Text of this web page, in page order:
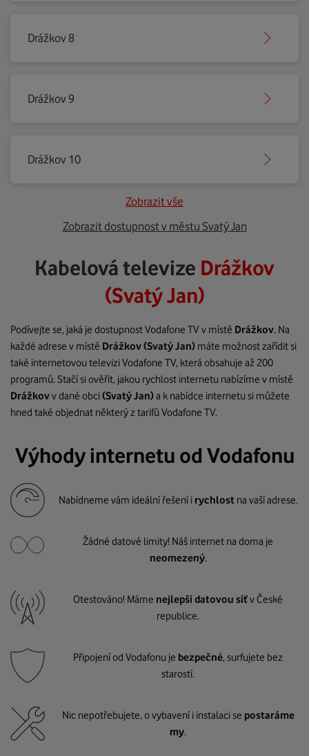
Drážkov 8
Drážkov 9
Drážkov 10
Zobrazit vše
Zobrazit dostupnost v městu Svatý Jan
Kabelová televize Drážkov
(Svatý Jan)
Podívejte se, jaká je dostupnost Vodafone TV v místě Drážkov. Na
každé adrese v místě Drážkov(Svatý Jan) máte možnost zařídit si
také internetovou televizi Vodafone TV, která obsahuje až 200
programů. Stačí si ověřit, jakou rychlost internetu nabízíme v místě
Drážkovv dané obci(Svatý Jan)a k nabídce internetu si můžete
hned také objednat některý z tarifů Vodafone TV.
Výhody internetu od Vodafonu
Nabídneme vám ideální řešení i rychlost na vaší adrese.
Žádné datové limity! Náš internet na doma je
neomezený.
Otestováno! Máme nejlepší datovou síťv České
republice.
Připojení od Vodafonu je bezpečné, surfujete bez
starostí.
Nic nepotřebujete, o vybavení i instalaci se postaráme
my.